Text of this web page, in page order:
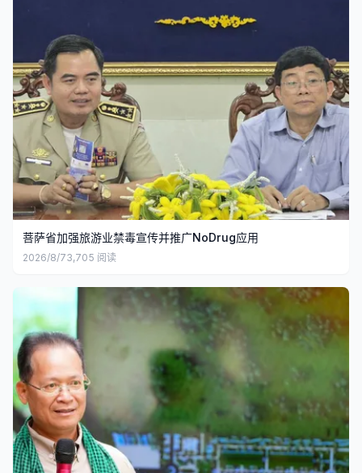
菩萨省加强旅游业禁毒宣传并推广NoDrug应用
2026/8/73,705 阅读